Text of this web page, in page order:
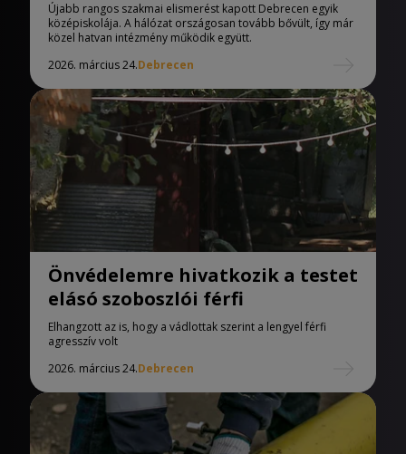
Újabb rangos szakmai elismerést kapott Debrecen egyik
középiskolája. A hálózat országosan tovább bővült, így már
közel hatvan intézmény működik együtt.
2026. március 24.Debrecen
Önvédelemre hivatkozik a testet
elásó szoboszlói férfi
Elhangzott az is, hogy a vádlottak szerint a lengyel férfi
agresszív volt
2026. március 24.Debrecen